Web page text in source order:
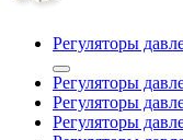
Регуляторы
Регуляторы
Регуляторы
Регуляторы